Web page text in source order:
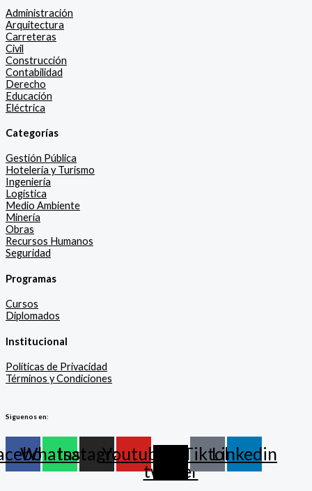
Administración
Arquitectura
Carreteras
Civil
Construcción
Contabilidad
Derecho
Educación
Eléctrica
Categorías
Gestión Pública
Hotelería y Turismo
Ingeniería
Logística
Medio Ambiente
Minería
Obras
Recursos Humanos
Seguridad
Programas
Cursos
Diplomados
Institucional
Políticas de Privacidad
Términos y Condiciones
Siguenos en:
Whatsapp
Instagram
Youtube
twitter
TiktokLinkedin